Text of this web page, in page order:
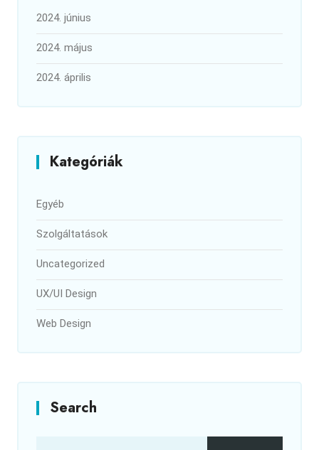
2024. június
2024. május
2024. április
Kategóriák
Egyéb
Szolgáltatások
Uncategorized
UX/UI Design
Web Design
Search